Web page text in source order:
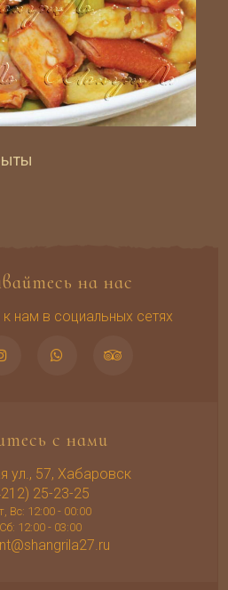
на нас
нам в социальных сетях
с нами
ул., 57, Хабаровск
25-23-25
Вс: 12:00 - 00:00
12:00 - 03:00